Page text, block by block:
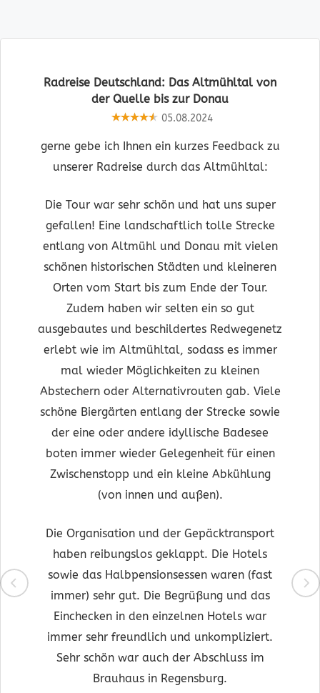
Radreise Deutschland: Das Altmühltal von
der Quelle bis zur Donau
05.08.2024
gerne gebe ich Ihnen ein kurzes Feedback zu
unserer Radreise durch das Altmühltal:
Die Tour war sehr schön und hat uns super
gefallen! Eine landschaftlich tolle Strecke
entlang von Altmühl und Donau mit vielen
schönen historischen Städten und kleineren
Orten vom Start bis zum Ende der Tour.
Zudem haben wir selten ein so gut
ausgebautes und beschildertes Redwegenetz
erlebt wie im Altmühltal, sodass es immer
mal wieder Möglichkeiten zu kleinen
Abstechern oder Alternativrouten gab. Viele
schöne Biergärten entlang der Strecke sowie
der eine oder andere idyllische Badesee
boten immer wieder Gelegenheit für einen
Zwischenstopp und ein kleine Abkühlung
(von innen und außen).
Die Organisation und der Gepäcktransport
haben reibungslos geklappt. Die Hotels
sowie das Halbpensionsessen waren (fast
immer) sehr gut. Die Begrüßung und das
Einchecken in den einzelnen Hotels war
immer sehr freundlich und unkompliziert.
Sehr schön war auch der Abschluss im
Brauhaus in Regensburg.